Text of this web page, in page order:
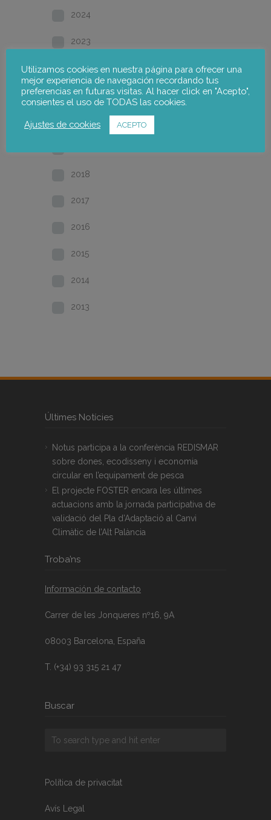
2024
2023
2022
2021
2020
2018
2017
2016
2015
2014
2013
Últimes Notícies
Notus participa a la conferència REDISMAR
sobre dones, ecodisseny i economia
circular en l’equipament de pesca
El projecte FOSTER encara les últimes
actuacions amb la jornada participativa de
validació del Pla d’Adaptació al Canvi
Climàtic de l’Alt Palància
Troba’ns
Información de contacto
Carrer de les Jonqueres nº16, 9A
08003 Barcelona, España
T. (+34) 93 315 21 47
Buscar
Política de privacitat
Avís Legal
Utilizamos cookies en nuestra página para ofrecer una
mejor experiencia de navegación recordando tus
preferencias en futuras visitas. Al hacer click en "Acepto",
consientes el uso de TODAS las cookies.
Ajustes de cookies ACEPTO